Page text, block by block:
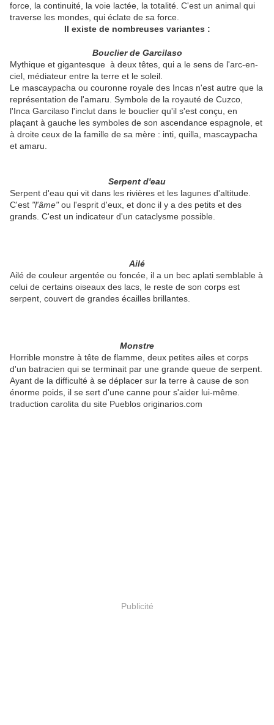
force, la continuité, la voie lactée, la totalité. C'est un animal qui
traverse les mondes, qui éclate de sa force.
Il existe de nombreuses variantes :
Bouclier de Garcilaso
Mythique et gigantesque à deux têtes, qui a le sens de l'arc-en-
ciel, médiateur entre la terre et le soleil.
Le mascaypacha ou couronne royale des Incas n'est autre que la
représentation de l'amaru. Symbole de la royauté de Cuzco,
l'Inca Garcilaso l'inclut dans le bouclier qu'il s'est conçu, en
plaçant à gauche les symboles de son ascendance espagnole, et
à droite ceux de la famille de sa mère : inti, quilla, mascaypacha
et amaru.
Serpent d'eau
Serpent d'eau qui vit dans les rivières et les lagunes d'altitude.
C'est "l'âme"ou l'esprit d'eux, et donc il y a des petits et des
grands. C'est un indicateur d'un cataclysme possible.
Ailé
Ailé de couleur argentée ou foncée, il a un bec aplati semblable à
celui de certains oiseaux des lacs, le reste de son corps est
serpent, couvert de grandes écailles brillantes.
Monstre
Horrible monstre à tête de flamme, deux petites ailes et corps
d'un batracien qui se terminait par une grande queue de serpent.
Ayant de la difficulté à se déplacer sur la terre à cause de son
énorme poids, il se sert d'une canne pour s'aider lui-même.
traduction carolita du site Pueblos originarios.com
Publicité